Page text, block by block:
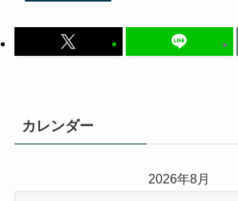
カレンダー
2026年8月